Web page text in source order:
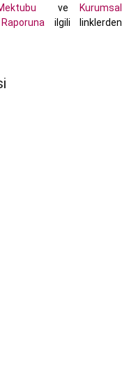
ve
Kurumsal
ilgili linklerden